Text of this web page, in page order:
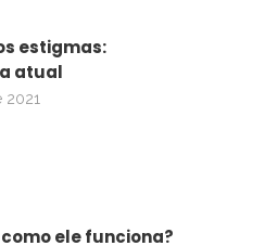
estigmas:
atual
como ele funciona?